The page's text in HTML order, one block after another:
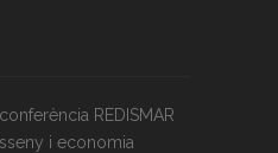
REDISMAR
i economia